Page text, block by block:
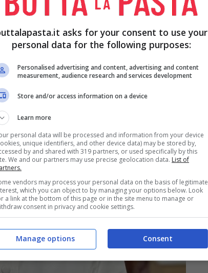
spettacolo sono dimagriti con ildigiuno
grazie alla dieta MLM. Vediamo come
asks for your consent to use your
personal data for the following purposes:
Personalised advertising and content, advertising and content
measurement, audience research and services development
Store and/or access information on a device
Learn more
personal data will be processed and information from your device
unique identifiers, and other device data) may be stored by,
by and shared with 319 partners, or used specifically by this
We and our partners may use precise geolocation data. List of
vendors may process your personal data on the basis of legitimate
which you can object to by managing your options below. Look
a link at the bottom of this page or in the site menu to manage or
consent in privacy and cookie settings.
Consent
Manage options